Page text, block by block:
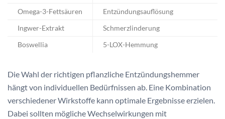
Omega-3-Fettsäuren Entzündungsauflösung
Ingwer-Extrakt Schmerzlinderung
Boswellia 5-LOX-Hemmung
Die Wahl der richtigen pflanzliche Entzündungshemmer
hängt von individuellen Bedürfnissen ab. Eine Kombination
verschiedener Wirkstoffe kann optimale Ergebnisse erzielen.
Dabei sollten mögliche Wechselwirkungen mit